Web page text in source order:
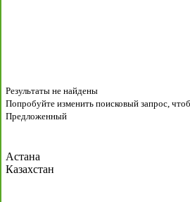
Результаты не найдены
Попробуйте изменить поисковый запрос,
Предложенный
Астана
Казахстан